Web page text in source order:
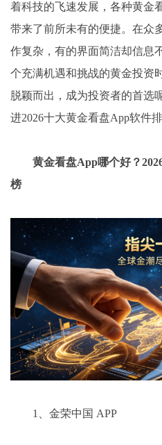
着科技的飞速发展，各种黄金
带来了前所未有的便捷。在众
作复杂，有的界面简洁却信息
个充满机遇和挑战的黄金投资
脱颖而出，成为投资者的首选
进2026十大黄金看盘App软件
黄金看盘App哪个好？
榜
1、金荣中国 APP